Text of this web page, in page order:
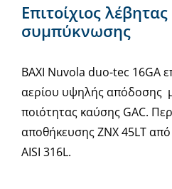
Επιτοίχιος
συμπύκνωσης
BAXI Nuvola duo-tec 16GA
αερίου υψηλής απόδοσης
ποιότητας καύσης GAC.
αποθήκευσης ΖΝΧ 45LT
AISI 316L.